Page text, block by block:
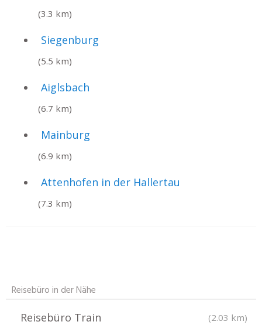
(3.3 km)
Siegenburg
(5.5 km)
Aiglsbach
(6.7 km)
Mainburg
(6.9 km)
Attenhofen in der Hallertau
(7.3 km)
Reisebüro in der Nähe
Reisebüro Train (2.03 km)